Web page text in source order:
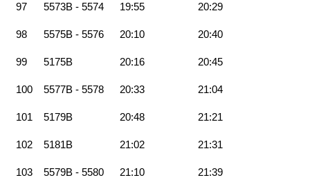
97 5573B - 5574 19:55 20:29
98 5575B - 5576 20:10 20:40
99 5175B 20:16 20:45
100 5577B - 5578 20:33 21:04
101 5179B 20:48 21:21
102 5181B 21:02 21:31
103 5579B - 5580 21:10 21:39